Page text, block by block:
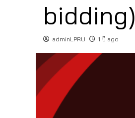
bidding)
adminLPRU 1 ปี ago